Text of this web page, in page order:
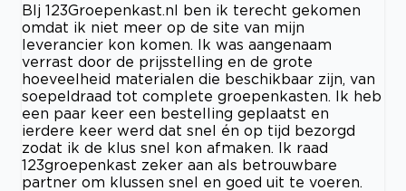
BIj 123Groepenkast.nl ben ik terecht gekomen
omdat ik niet meer op de site van mijn
leverancier kon komen. Ik was aangenaam
verrast door de prijsstelling en de grote
hoeveelheid materialen die beschikbaar zijn, van
soepeldraad tot complete groepenkasten. Ik heb
een paar keer een bestelling geplaatst en
ierdere keer werd dat snel én op tijd bezorgd
zodat ik de klus snel kon afmaken. Ik raad
123groepenkast zeker aan als betrouwbare
partner om klussen snel en goed uit te voeren.